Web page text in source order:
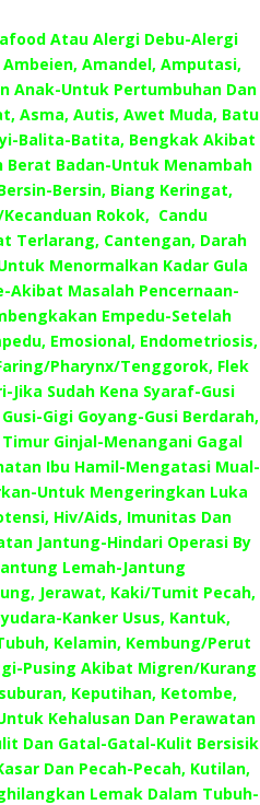
Atau Alergi Debu-Alergi
Amandel, Amputasi,
Anak-Untuk Pertumbuhan Dan
Asma, Autis, Awet Muda, Batu
Balita-Batita, Bengkak Akibat
Badan-Untuk Menambah
Bersin, Biang Keringat,
Rokok, Candu
Terlarang, Cantengan, Darah
Menormalkan Kadar Gula
Akibat Masalah Pencernaan-
Empedu-Setelah
Emosional, Endometriosis,
Pharynx/Tenggorok, Flek
Jika Sudah Kena Syaraf-Gusi
Gigi Goyang-Gusi Berdarah,
Ginjal-Menangani Gagal
Ibu Hamil-Mengatasi Mual-
Untuk Mengeringkan Luka
Hiv/Aids, Imunitas Dan
Jantung-Hindari Operasi By
Lemah-Jantung
Jerawat, Kaki/Tumit Pecah,
Kanker Usus, Kantuk,
Kelamin, Kembung/Perut
Pusing Akibat Migren/Kurang
Keputihan, Ketombe,
Kehalusan Dan Perawatan
Dan Gatal-Gatal-Kulit Bersisik
Dan Pecah-Pecah, Kutilan,
Lemak Dalam Tubuh-